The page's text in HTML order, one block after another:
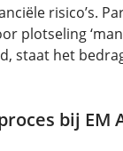
risico’s.
plotseling
staat het
bij EM